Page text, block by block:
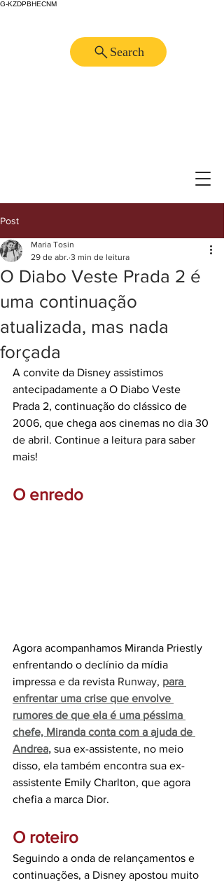
G-KZDPBHECNM
Search
Post
O Diabo Veste Prada 2 é
uma continuação
atualizada, mas nada
forçada
Maria Tosin
29 de abr. 3 min de leitura
A convite da Disney assistimos
antecipadamente a O Diabo Veste
Prada 2, continuação do clássico de
2006, que chega aos cinemas no dia 30
de abril. Continue a leitura para saber
mais!
O enredo
Agora acompanhamos Miranda Priestly
enfrentando o declínio da mídia
impressa e da revista Runway, para
enfrentar uma crise que envolve
rumores de que ela é uma péssima
chefe, Miranda conta com a ajuda de
Andrea, sua ex-assistente, no meio
disso, ela também encontra sua ex-
assistente Emily Charlton, que agora
chefia a marca Dior.
O roteiro
Seguindo a onda de relançamentos e
continuações, a Disney apostou muito